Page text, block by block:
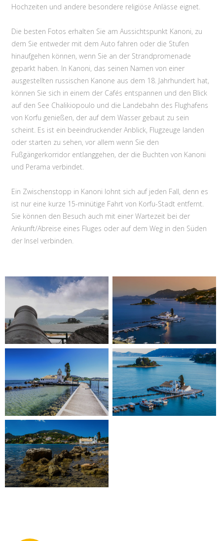
Hochzeiten und andere besondere religiöse Anlässe eignet.
Die besten Fotos erhalten Sie am Aussichtspunkt Kanoni, zu
dem Sie entweder mit dem Auto fahren oder die Stufen
hinaufgehen können, wenn Sie an der Strandpromenade
geparkt haben. In Kanoni, das seinen Namen von einer
ausgestellten russischen Kanone aus dem 18. Jahrhundert hat,
können Sie sich in einem der Cafés entspannen und den Blick
auf den See Chalikiopoulo und die Landebahn des Flughafens
von Korfu genießen, der auf dem Wasser gebaut zu sein
scheint. Es ist ein beeindruckender Anblick, Flugzeuge landen
oder starten zu sehen, vor allem wenn Sie den
Fußgängerkorridor entlanggehen, der die Buchten von Kanoni
und Perama verbindet.
Ein Zwischenstopp in Kanoni lohnt sich auf jeden Fall, denn es
ist nur eine kurze 15-minütige Fahrt von Korfu-Stadt entfernt.
Sie können den Besuch auch mit einer Wartezeit bei der
Ankunft/Abreise eines Fluges oder auf dem Weg in den Süden
der Insel verbinden.